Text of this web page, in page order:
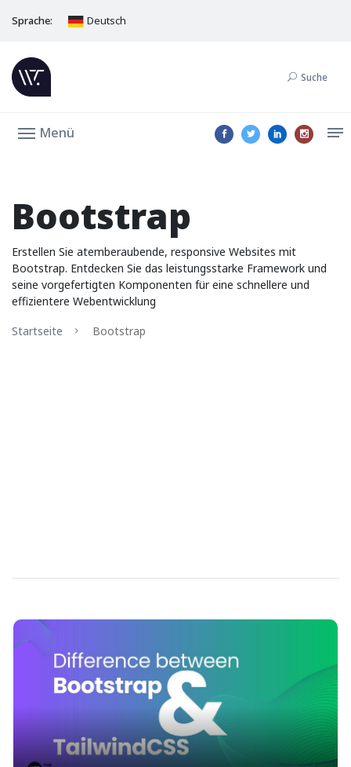
Sprache: Deutsch
Suche
Menü
Bootstrap
Erstellen Sie atemberaubende, responsive Websites mit
Bootstrap. Entdecken Sie das leistungsstarke Framework und
seine vorgefertigten Komponenten für eine schnellere und
effizientere Webentwicklung
Startseite
Bootstrap